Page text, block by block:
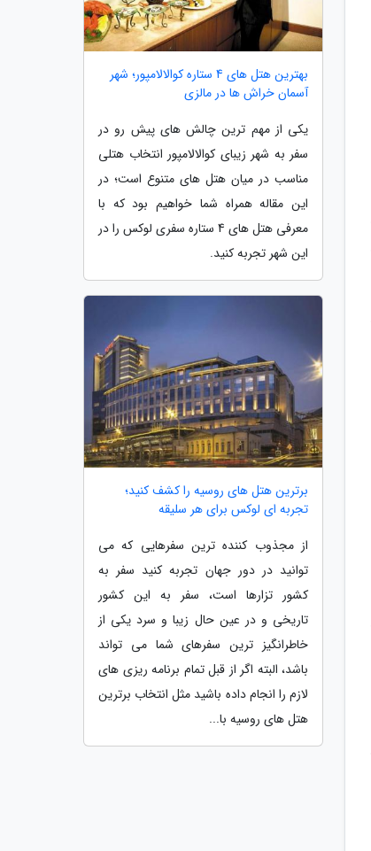
بهترین هتل های 4 ستاره کوالالامپور؛ شهر
آسمان خراش ها در مالزی
یکی از مهم ترین چالش های پیش رو در
سفر به شهر زیبای کوالالامپور انتخاب هتلی
مناسب در میان هتل های متنوع است؛ در
این مقاله همراه شما خواهیم بود که با
معرفی هتل های 4 ستاره سفری لوکس را در
این شهر تجربه کنید.
برترین هتل های روسیه را کشف کنید؛
تجربه ای لوکس برای هر سلیقه
از مجذوب کننده ترین سفرهایی که می
توانید در دور جهان تجربه کنید سفر به
کشور تزارها است، سفر به این کشور
تاریخی و در عین حال زیبا و سرد یکی از
خاطرانگیز ترین سفرهای شما می تواند
باشد، البته اگر از قبل تمام برنامه ریزی های
لازم را انجام داده باشید مثل انتخاب برترین
هتل های روسیه با...